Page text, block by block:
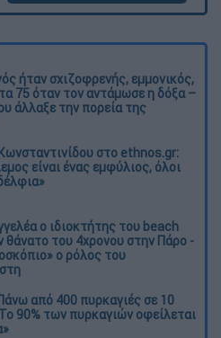
ήταν σχιζοφρενής, εμμονικός,
75 όταν τον αντάμωσε η δόξα –
άλλαξε την πορεία της
στο ethnos.gr:
είναι ένας εμφύλιος, όλοι
ο ιδιοκτήτης του beach
θάνατο του 4χρονου στην Πάρο -
ο ρόλος του
από 400 πυρκαγιές σε 10
90% των πυρκαγιών οφείλεται